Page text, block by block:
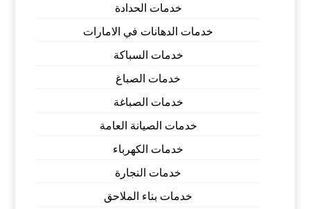
خدمات الحدادة
خدمات الدهانات في الامارات
خدمات السباكة
خدمات الصباغ
خدمات الصباغة
خدمات الصيانة العامة
خدمات الكهرباء
خدمات النجارة
خدمات بناء الملاحق